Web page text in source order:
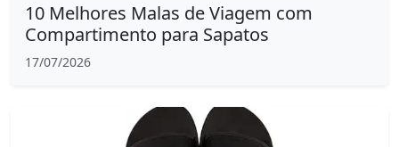
10 Melhores Malas de Viagem com
Compartimento para Sapatos
17/07/2026